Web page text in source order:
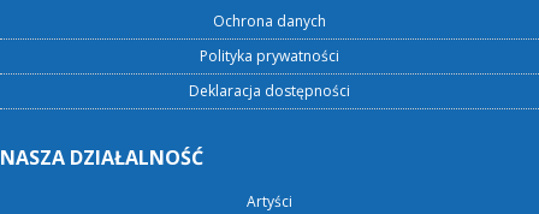
Ochrona danych
Polityka prywatności
Deklaracja dostępności
NASZA DZIAŁALNOŚĆ
Artyści